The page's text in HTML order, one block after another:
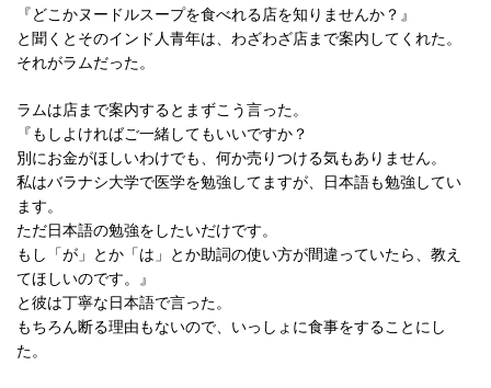
『どこかヌードルスープを食べれる店を知りませんか？』
と聞くとそのインド人青年は、わざわざ店まで案内してくれた。
それがラムだった。
ラムは店まで案内するとまずこう言った。
『もしよければご一緒してもいいですか？
別にお金がほしいわけでも、何か売りつける気もありません。
私はバラナシ大学で医学を勉強してますが、日本語も勉強してい
ます。
ただ日本語の勉強をしたいだけです。
もし「が」とか「は」とか助詞の使い方が間違っていたら、教え
てほしいのです。』
と彼は丁寧な日本語で言った。
もちろん断る理由もないので、いっしょに食事をすることにし
た。